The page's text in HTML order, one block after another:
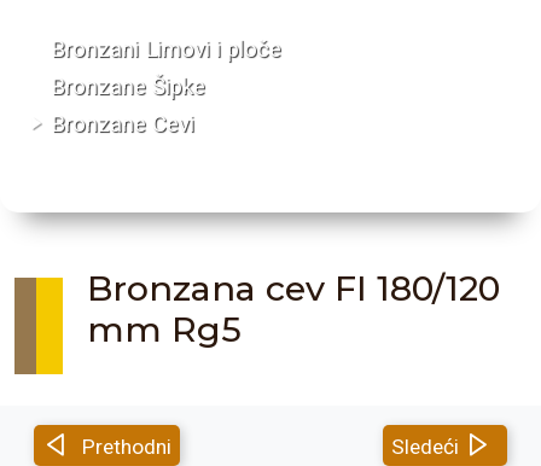
Bronzani Limovi i ploče
Bronzane Šipke
Bronzane Cevi
Bronzana cev FI 180/120
mm Rg5
Prethodni Sledeći